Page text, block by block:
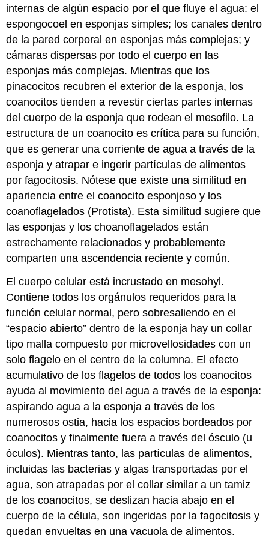
internas de algún espacio por el que fluye el agua: el
espongocoel en esponjas simples; los canales dentro
de la pared corporal en esponjas más complejas; y
cámaras dispersas por todo el cuerpo en las
esponjas más complejas. Mientras que los
pinacocitos recubren el exterior de la esponja, los
coanocitos tienden a revestir ciertas partes internas
del cuerpo de la esponja que rodean el mesofilo. La
estructura de un coanocito es crítica para su función,
que es generar una corriente de agua a través de la
esponja y atrapar e ingerir partículas de alimentos
por fagocitosis. Nótese que existe una similitud en
apariencia entre el coanocito esponjoso y los
coanoflagelados (Protista). Esta similitud sugiere que
las esponjas y los choanoflagelados están
estrechamente relacionados y probablemente
comparten una ascendencia reciente y común.
El cuerpo celular está incrustado en mesohyl.
Contiene todos los orgánulos requeridos para la
función celular normal, pero sobresaliendo en el
“espacio abierto” dentro de la esponja hay un collar
tipo malla compuesto por microvellosidades con un
solo flagelo en el centro de la columna. El efecto
acumulativo de los flagelos de todos los coanocitos
ayuda al movimiento del agua a través de la esponja:
aspirando agua a la esponja a través de los
numerosos ostia, hacia los espacios bordeados por
coanocitos y finalmente fuera a través del ósculo (u
óculos). Mientras tanto, las partículas de alimentos,
incluidas las bacterias y algas transportadas por el
agua, son atrapadas por el collar similar a un tamiz
de los coanocitos, se deslizan hacia abajo en el
cuerpo de la célula, son ingeridas por la fagocitosis y
quedan envueltas en una vacuola de alimentos.